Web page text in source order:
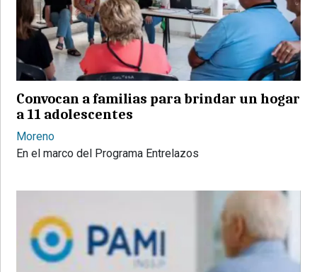
PROVINCIALES
REGIONALES
ESPECTÁCULOS
INTERNACIONALES
• RADIOS EN VIVO
Convocan a familias para brindar un hogar
a 11 adolescentes
Moreno
En el marco del Programa Entrelazos